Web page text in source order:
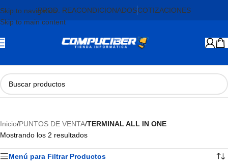
Skip to navigation
Skip to main content
PROD. REACONDICIONADOSCOTIZACIONES
Inicio/PUNTOS DE VENTA/TERMINAL ALL IN ONE
Mostrando los 2 resultados
Menú para Filtrar Productos